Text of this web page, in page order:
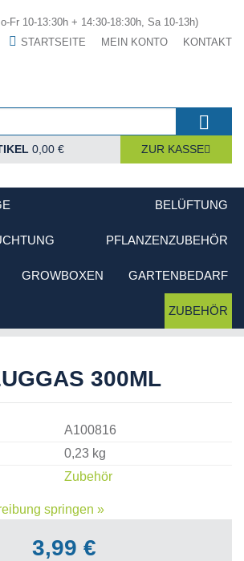
Fr 10-13:30h + 14:30-18:30h, Sa 10-13h)
STARTSEITE
MEIN KONTO KONTAKT
0,00 € ZUR KASSE
BELÜFTUNG
PFLANZENZUBEHÖR
GROWBOXEN GARTENBEDARF
ZUBEHÖR
300ML
A100816
0,23 kg
Zubehör
springen »
3,99 €